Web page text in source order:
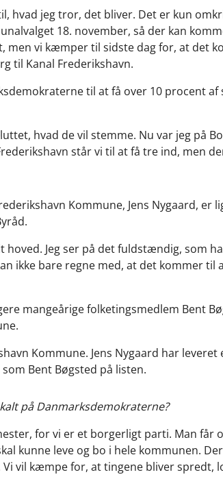
hvad jeg tror, det bliver. Det er kun
18. november, så der kan
men vi kæmper til sidste dag for, at det
til Kanal Frederikshavn.
til at få over 10 procent
hvad de vil stemme. Nu var jeg på
står vi til at få tre ind, men
Kommune, Jens Nygaard, er
hoved. Jeg ser på det fuldstændig, som
ikke bare regne med, at det kommer til
mangeårige folketingsmedlem Bent
Kommune. Jens Nygaard har
Bent Bøgsted på listen.
på Danmarksdemokraterne?
for vi er et borgerligt parti. Man får
kunne leve og bo i hele kommunen.
vil kæmpe for, at tingene bliver spredt,